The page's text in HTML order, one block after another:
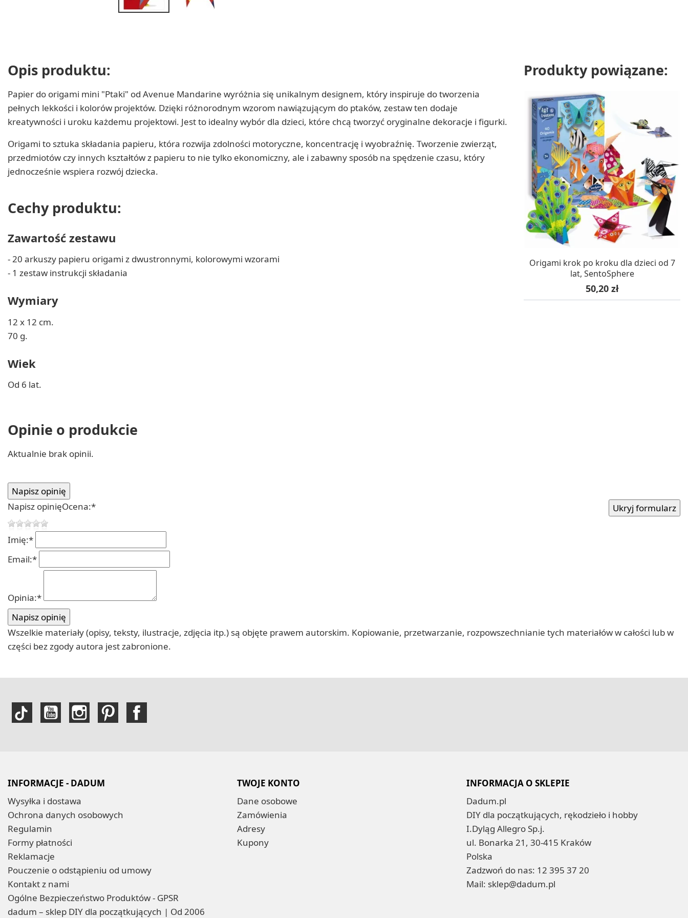
Opis produktu:
Papier do origami mini "Ptaki" od Avenue Mandarine wyróżnia się unikalnym designem, który inspiruje do tworzenia
pełnych lekkości i kolorów projektów. Dzięki różnorodnym wzorom nawiązującym do ptaków, zestaw ten dodaje
kreatywności i uroku każdemu projektowi. Jest to idealny wybór dla dzieci, które chcą tworzyć oryginalne dekoracje i figurki.
Origami to sztuka składania papieru, która rozwija zdolności motoryczne, koncentrację i wyobraźnię. Tworzenie zwierząt,
przedmiotów czy innych kształtów z papieru to nie tylko ekonomiczny, ale i zabawny sposób na spędzenie czasu, który
jednocześnie wspiera rozwój dziecka.
Cechy produktu:
Zawartość zestawu
- 20 arkuszy papieru origami z dwustronnymi, kolorowymi wzorami
- 1 zestaw instrukcji składania
Wymiary
12 x 12 cm.
70 g.
Wiek
Od 6 lat.
Produkty powiązane:
W MAGAZYNIE, DOSTAWA 24H
Origami krok po kroku dla dzieci od 7
lat, SentoSphere
Cena
50,20 zł
Opinie o produkcie
Aktualnie brak opinii.
Napisz opinięOcena:*
Imię:*
Email:*
Opinia:*
Wszelkie materiały (opisy, teksty, ilustracje, zdjęcia itp.) są objęte prawem autorskim. Kopiowanie, przetwarzanie, rozpowszechnianie tych materiałów w całości lub w
części bez zgody autora jest zabronione.
INFORMACJE - DADUM
Wysyłka i dostawa
Ochrona danych osobowych
Regulamin
Formy płatności
Reklamacje
Pouczenie o odstąpieniu od umowy
Kontakt z nami
Ogólne Bezpieczeństwo Produktów - GPSR
dadum – sklep DIY dla początkujących | Od 2006
TWOJE KONTO
Dane osobowe
Zamówienia
Adresy
Kupony
INFORMACJA O SKLEPIE
Dadum.pl
DIY dla początkujących, rękodzieło i hobby
I.Dyląg Allegro Sp.j.
ul. Bonarka 21, 30-415 Kraków
Polska
Zadzwoń do nas: 12 395 37 20
Mail: sklep@dadum.pl